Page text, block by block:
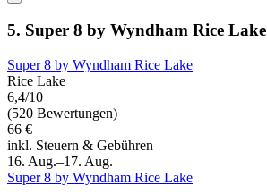
5. Super 8 by Wyndham Rice Lake
Super 8 by Wyndham Rice Lake
Rice Lake
6,4/10
(520 Bewertungen)
66 €
inkl. Steuern & Gebühren
16. Aug.–17. Aug.
Super 8 by Wyndham Rice Lake